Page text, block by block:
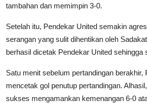
tambahan dan memimpin 3-0.
Setelah itu, Pendekar United semakin
serangan yang sulit dihentikan oleh
berhasil dicetak Pendekar United sehingga
Satu menit sebelum pertandingan berakhir,
mencetak gol penutup pertandingan.
sukses mengamankan kemenangan 6-0